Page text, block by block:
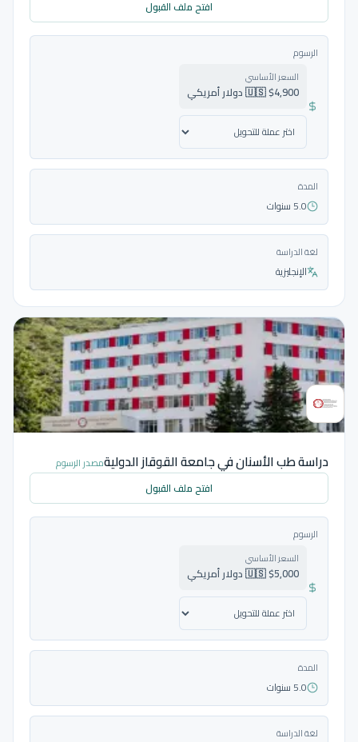
افتح ملف القبول
الرسوم
السعر الأساسي
🇺🇸 $4,900 دولار أمريكي
المدة
5.0 سنوات
لغة الدراسة
الإنجليزية
دراسة طب الأسنان في جامعة القوقاز الدوليةمصدر الرسوم
افتح ملف القبول
الرسوم
السعر الأساسي
🇺🇸 $5,000 دولار أمريكي
المدة
5.0 سنوات
لغة الدراسة